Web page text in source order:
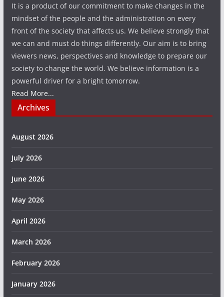
It is a product of our commitment to make changes in the
mindset of the people and the administration on every
front of the society that affects us. We believe strongly that
we can and must do things differently. Our aim is to bring
viewers news, perspectives and knowledge to prepare our
society to change the world. We believe information is a
powerful driver for a bright tomorrow.
Read More...
Archives
August 2026
July 2026
June 2026
May 2026
April 2026
March 2026
February 2026
January 2026